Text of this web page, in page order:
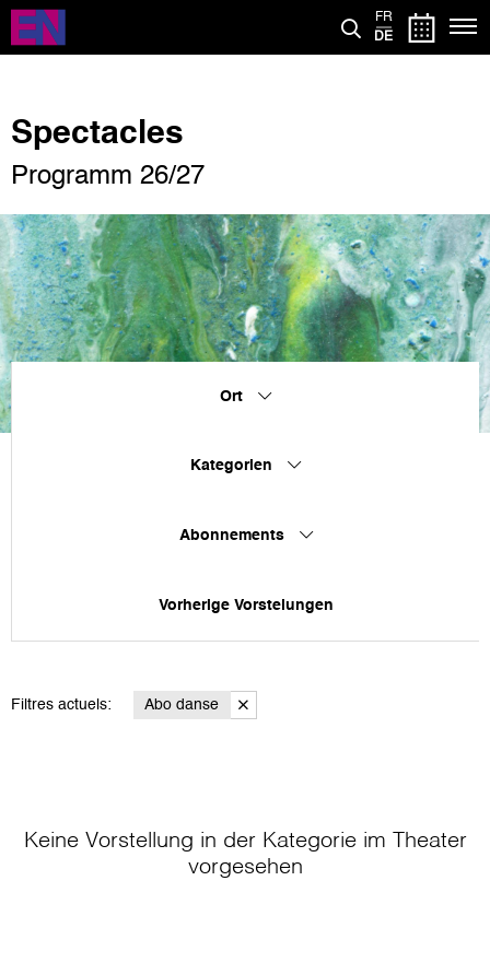
Direkt
zum
Inhalt
FR
DE
Spectacles
Programm 26/27
Ort
Kategorien
Abonnements
Vorherige Vorstelungen
Filtres actuels: Abo danse
Keine Vorstellung in der Kategorie im Theater
vorgesehen